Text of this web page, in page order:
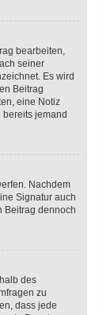
bearbeiten,
seiner
Es wird
Beitrag
eine Notiz
jemand
Nachdem
Signatur auch
Beitrag dennoch
des
zu
dass jede